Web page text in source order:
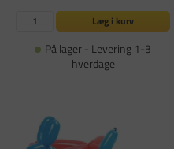
Læg i kurv
På lager - Levering 1-3
hverdage